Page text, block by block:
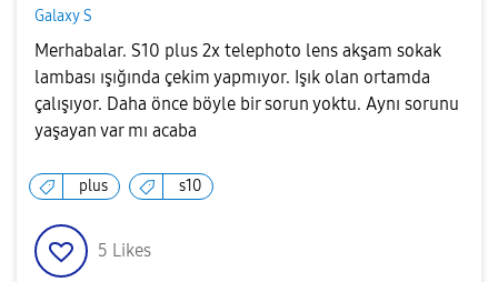
Galaxy S
Merhabalar. S10 plus 2x telephoto lens akşam sokak
lambası ışığında çekim yapmıyor. Işık olan ortamda
çalışıyor. Daha önce böyle bir sorun yoktu. Aynı sorunu
yaşayan var mı acaba
plus s10
5 Likes